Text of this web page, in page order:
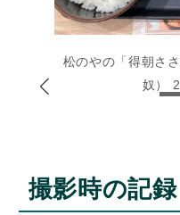
松のやの「得朝さ
奴）
撮影時の記録